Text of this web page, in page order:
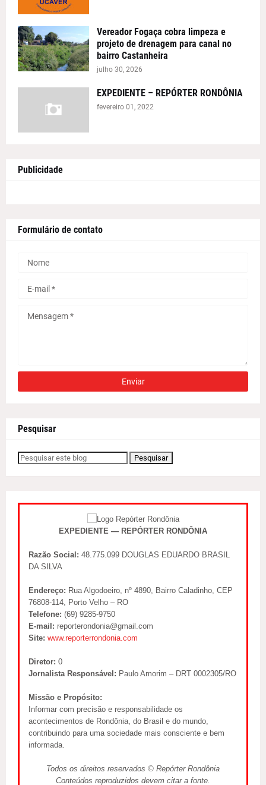
Vereador Fogaça cobra limpeza e
projeto de drenagem para canal no
bairro Castanheira
julho 30, 2026
EXPEDIENTE – REPÓRTER RONDÔNIA
fevereiro 01, 2022
Publicidade
Formulário de contato
Pesquisar
EXPEDIENTE — REPÓRTER RONDÔNIA
Razão Social: 48.775.099 DOUGLAS EDUARDO BRASIL
DA SILVA
Endereço: Rua Algodoeiro, nº 4890, Bairro Caladinho, CEP
76808-114, Porto Velho – RO
Telefone: (69) 9285-9750
E-mail: reporterondonia@gmail.com
Site: www.reporterrondonia.com
Diretor: 0
Jornalista Responsável: Paulo Amorim – DRT 0002305/RO
Missão e Propósito:
Informar com precisão e responsabilidade os
acontecimentos de Rondônia, do Brasil e do mundo,
contribuindo para uma sociedade mais consciente e bem
informada.
Todos os direitos reservados © Repórter Rondônia
Conteúdos reproduzidos devem citar a fonte.